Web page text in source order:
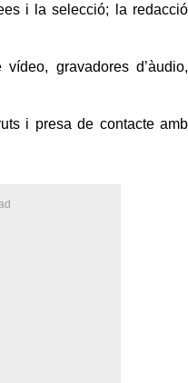
i la selecció; la redacció
gravadores d’àudio,
i presa de contacte amb